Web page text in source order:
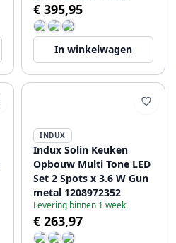
€ 395,95
In winkelwagen
INDUX
Indux Solin Keuken
Opbouw Multi Tone LED
Set 2 Spots x 3.6 W Gun
metal 1208972352
Levering binnen 1 week
€ 263,97